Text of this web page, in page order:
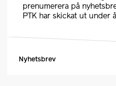
prenumerera på
PTK har skickat ut under
Nyhetsbrev